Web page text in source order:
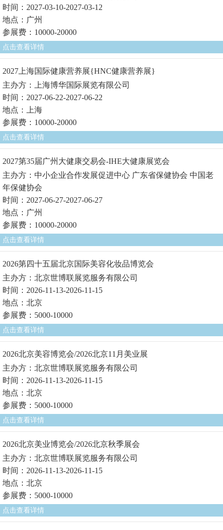
时间：2027-03-10-2027-03-12
地点：广州
参展费：10000-20000
点击查看详情
2027上海国际健康营养展{HNC健康营养展}
主办方：上海博华国际展览有限公司
时间：2027-06-22-2027-06-22
地点：上海
参展费：10000-20000
点击查看详情
2027第35届广州大健康交易会-IHE大健康展览会
主办方：中小企业合作发展促进中心 广东省保健协会 中国老
年保健协会
时间：2027-06-27-2027-06-27
地点：广州
参展费：10000-20000
点击查看详情
2026第四十五届北京国际美容化妆品博览会
主办方：北京世博联展览服务有限公司
时间：2026-11-13-2026-11-15
地点：北京
参展费：5000-10000
点击查看详情
2026北京美容博览会/2026北京11月美业展
主办方：北京世博联展览服务有限公司
时间：2026-11-13-2026-11-15
地点：北京
参展费：5000-10000
点击查看详情
2026北京美业博览会/2026北京秋季展会
主办方：北京世博联展览服务有限公司
时间：2026-11-13-2026-11-15
地点：北京
参展费：5000-10000
点击查看详情